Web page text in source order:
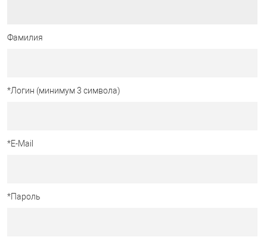
Фамилия
*Логин (минимум 3 символа)
*E-Mail
*Пароль